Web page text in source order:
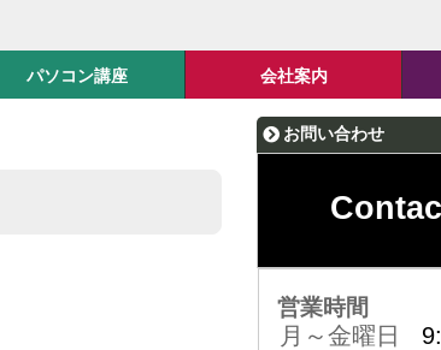
パソコン講座 会社案内
お問い合わせ
営業時間
月～金曜日